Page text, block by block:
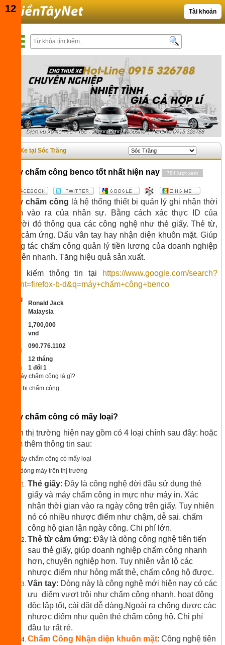
Tài khoản
Xe tại Sóc Trăng
Máy chấm công benco tốt nhất hiện nay 784 lượt xem
Máy chấm công là hệ thống thiết bị quản lý ghi nhận thời
gian vào ra của nhân sự.
Bằng cách xác thực ID của
người đó thông qua các công nghệ như thẻ giấy. Thẻ từ,
thẻ cảm ứng. Dấu vân tay hay nhận diện khuôn mặt. Giúp
công tác chấm công quản lý tiền lương của doanh nghiệp
trở lên nhanh. Tăng hiệu quả sản xuất.
Tìm kiếm thông tin tại
https://www.google.com/search?
client=firefox-b-d&q=máy+chấm+công+benco
Hãng
Ronald Jack
Malaysia
1,700,000
vnd
thoại
090.776.1102
hành
12 tháng
1đổi 1
Thiết bị chấm công
Máy chấm công có mấy loại?
2
Trên thị trường hiện nay gồm có 4 loại chính sau đây: hoặc
xem thêm thông tin sau:
Các dòng máy trên thị trường
Thẻ giấy: Đây là công nghệ đời đầu sử dụng thẻ
giấy và máy chấm công in mực như máy in. Xác
nhận thời gian vào ra ngày công trên giấy. Tuy nhiên
nó có nhiều nhược điểm như chậm, dễ sai. chấm
công hộ gian lận ngày công. Chi phí lớn.
Thẻ từ cảm ứng: Đây là dòng công nghệ tiên tiến
sau thẻ giấy, giúp doanh nghiệp chấm công nhanh
hơn, chuyên nghiệp hơn. Tuy nhiên vẫn lộ các
nhược điểm như hỏng mất thẻ, chấm công hộ được.
Vân tay: Dòng này là công nghệ mới hiện nay có các
ưu điểm vượt trội như chấm công nhanh. hoạt động
độc lập tốt, cài đặt dễ dàng.Ngoài ra chống được các
nhược điểm như quên thẻ chấm công hộ. Chi phí
đầu tư rất rẻ.
Chấm Công Nhận diện khuôn mặt: Công nghệ tiên
3
4
5
6
7
8
9
10
11
12